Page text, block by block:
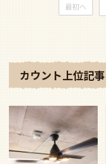
最初へ
カウント上位記事